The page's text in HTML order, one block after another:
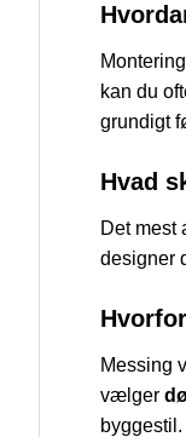
kan du
grundigt
Hvad
Det mest
designer
Messing
vælger
byggestil.